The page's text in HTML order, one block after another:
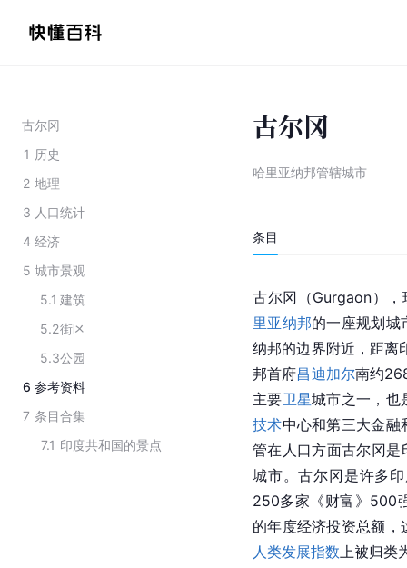
古尔冈
1 历史
2 地理
3 人口统计
4 经济
5 城市景观
5.1 建筑
5.2街区
5.3公园
6 参考资料
7 条目合集
7.1 印度共和国的景点
古尔冈
哈里亚纳邦管辖城市
条目
古尔冈（Gurgaon）
里亚纳邦的一座规划城
纳邦的边界附近，距离
邦首府昌迪加尔南约
主要卫星城市之一，也
技术中心和第三大金融
管在人口方面古尔冈
城市。古尔冈是许多
250多家《财富》500
的年度经济投资总额
人类发展指数 上被归